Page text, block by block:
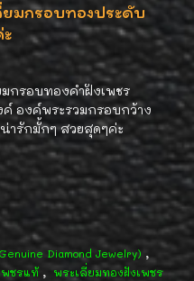
ยมกรอบทองประดับ
กรอบทองคำฝังเพชร
ค์ องค์พระรวมกรอบกว้าง
ารักมั้กๆ สวยสุดๆค่ะ
Diamond Jewelry) ,
พชรแท้ , พระเลี่ยมทองฝังเพชร